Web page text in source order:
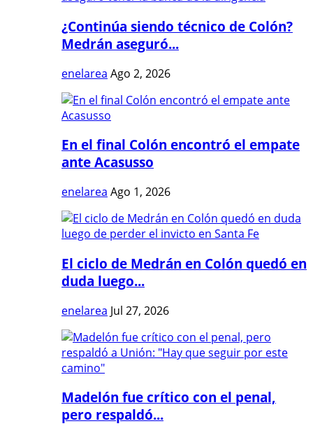
¿Continúa siendo técnico de Colón?
Medrán aseguró...
enelarea Ago 2, 2026
En el final Colón encontró el empate
ante Acasusso
enelarea Ago 1, 2026
El ciclo de Medrán en Colón quedó en
duda luego...
enelarea Jul 27, 2026
Madelón fue crítico con el penal,
pero respaldó...